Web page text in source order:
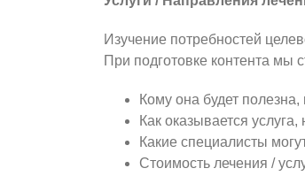
Изучение потребностей
При подготовке контента мы
Кому она будет полезна,
Как оказывается
Какие специалисты
Стоимость лечения /